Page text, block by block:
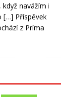
navážím i
[…] Příspěvek
z Príma